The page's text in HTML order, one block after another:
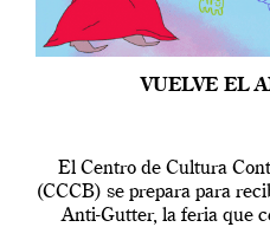
VUELVE EL
El Centro de Cultura
(CCCB) se prepara para
Anti-Gutter, la feria que